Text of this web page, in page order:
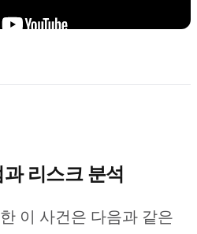
리스크 분석
이 사건은 다음과 같은